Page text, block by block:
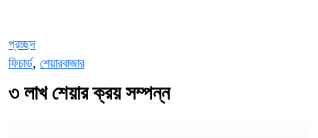
প্রচ্ছদ
ফিচার্ড, শেয়ারবাজার
৩ লাখ শেয়ার ক্রয় সম্পন্ন